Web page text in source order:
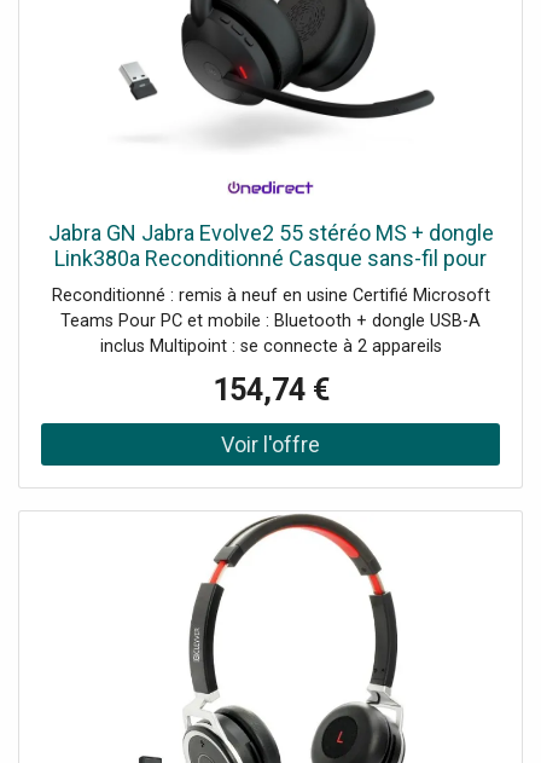
Jabra GN Jabra Evolve2 55 stéréo MS + dongle
Link380a Reconditionné Casque sans-fil pour
PC et mobile avec certification Teams,
Bluetooth et dongle USB-A
Reconditionné : remis à neuf en usine Certifié Microsoft
Teams Pour PC et mobile : Bluetooth + dongle USB-A
inclus Multipoint : se connecte à 2 appareils
microphones à réduction de bruit Busylight à 360°
intégrée Jusqu'à 18h d'autonomie
154,74 €